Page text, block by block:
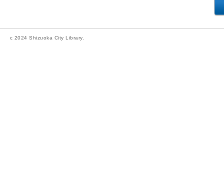
c 2024 Shizuoka City Library.